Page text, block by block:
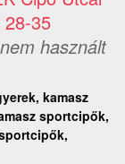
28-35
használt
kamasz
sportcipők,